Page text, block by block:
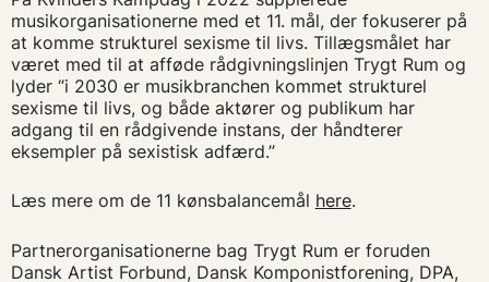
musikorganisationerne med et 11. mål, der fokuserer på
at komme strukturel sexisme til livs. Tillægsmålet har
været med til at afføde rådgivningslinjen Trygt Rum og
lyder “i 2030 er musikbranchen kommet strukturel
sexisme til livs, og både aktører og publikum har
adgang til en rådgivende instans, der håndterer
eksempler på sexistisk adfærd.”
Læs mere om de 11 kønsbalancemål here.
Partnerorganisationerne bag Trygt Rum er foruden
Dansk Artist Forbund, Dansk Komponistforening, DPA,